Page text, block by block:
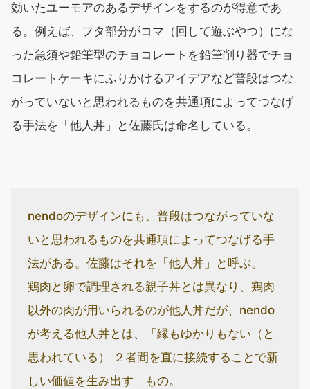
効いたユーモアのあるデザインをするのが得意であ
る。例えば、フタ部分がコマ（回して遊ぶやつ）にな
った急須や鉛筆型のチョコレートを鉛筆削り器でチョ
コレートケーキにふりかけるアイデアなど普段はつな
がっていないと思われるものを共通項によってつなげ
る手法を「他人丼」と佐藤氏は命名している。
nendoのデザインにも、普段はつながっていな
いと思われるものを共通項によってつなげる手
法がある。佐藤はそれを「他人丼」と呼ぶ。
鶏肉と卵で調理される親子丼とは異なり、鶏肉
以外の肉が用いられるのが他人丼だが、nendo
が考える他人丼とは、「縁もゆかりもない（と
思われている） ２者間を直に接続することで新
しい価値を生み出す」もの。